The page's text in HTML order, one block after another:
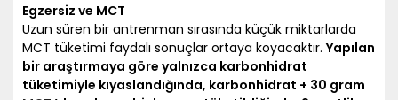
Egzersiz ve MCT
Uzun süren bir antrenman sırasında küçük miktarlarda
MCT tüketimi faydalı sonuçlar ortaya koyacaktır.Yapılan
bir araştırmaya göre yalnızca karbonhidrat
tüketimiyle kıyaslandığında, karbonhidrat + 30 gram